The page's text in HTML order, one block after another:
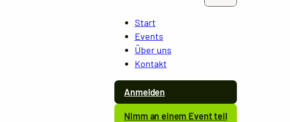
Start
Events
Über uns
Kontakt
Anmelden
Nimm an einem Event teil